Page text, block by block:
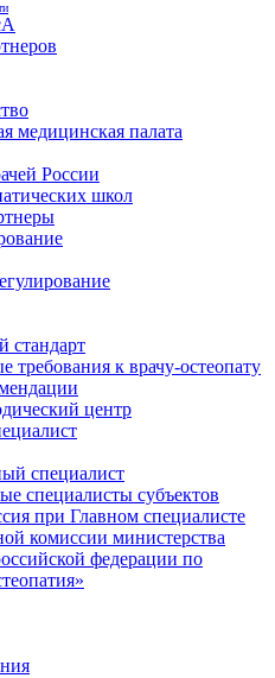
медицинская палата
России
школ
стандарт
к врачу-остеопату
центр
специалист
специалисты субъектов
при Главном специалисте
комиссии министерства
федерации по